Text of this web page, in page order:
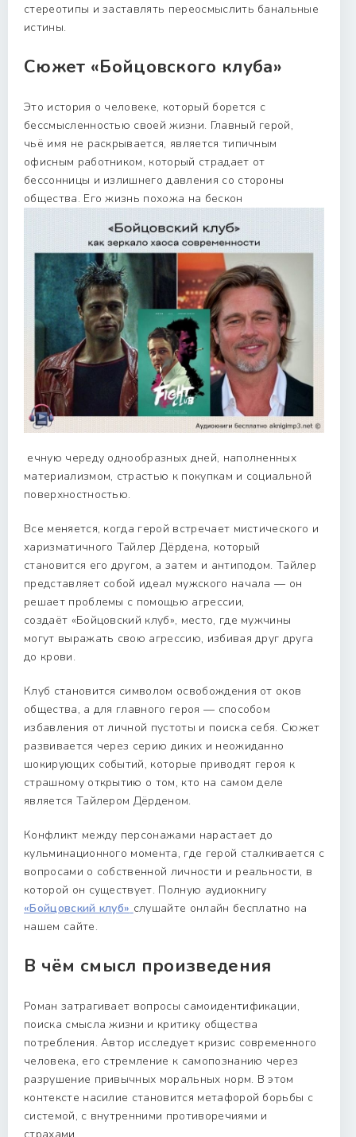
стереотипы и заставлять переосмыслить банальные
истины.
Сюжет «Бойцовского клуба»
Это история о человеке, который борется с
бессмысленностью своей жизни. Главный герой,
чьё имя не раскрывается, является типичным
офисным работником, который страдает от
бессонницы и излишнего давления со стороны
общества. Его жизнь похожа на бескон
ечную череду однообразных дней, наполненных
материализмом, страстью к покупкам и социальной
поверхностностью.
Все меняется, когда герой встречает мистического и
харизматичного Тайлер Дёрдена, который
становится его другом, а затем и антиподом. Тайлер
представляет собой идеал мужского начала — он
решает проблемы с помощью агрессии,
создаёт «Бойцовский клуб», место, где мужчины
могут выражать свою агрессию, избивая друг друга
до крови.
Клуб становится символом освобождения от оков
общества, а для главного героя — способом
избавления от личной пустоты и поиска себя. Сюжет
развивается через серию диких и неожиданно
шокирующих событий, которые приводят героя к
страшному открытию о том, кто на самом деле
является Тайлером Дёрденом.
Конфликт между персонажами нарастает до
кульминационного момента, где герой сталкивается с
вопросами о собственной личности и реальности, в
которой он существует. Полную аудиокнигу
«Бойцовский клуб» слушайте онлайн бесплатно на
нашем сайте.
В чём смысл произведения
Роман затрагивает вопросы самоидентификации,
поиска смысла жизни и критику общества
потребления. Автор исследует кризис современного
человека, его стремление к самопознанию через
разрушение привычных моральных норм. В этом
контексте насилие становится метафорой борьбы с
системой, с внутренними противоречиями и